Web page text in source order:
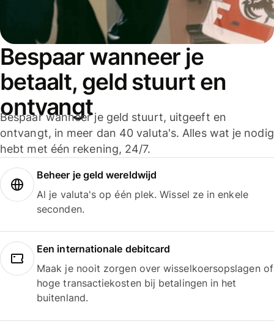
Bespaar wanneer je
betaalt, geld stuurt en
ontvangt
Bespaar wanneer je geld stuurt, uitgeeft en
ontvangt, in meer dan 40 valuta's. Alles wat je nodig
hebt met één rekening, 24/7.
Beheer je geld wereldwijd
Al je valuta's op één plek. Wissel ze in enkele
seconden.
Een internationale debitcard
Maak je nooit zorgen over wisselkoersopslagen of
hoge transactiekosten bij betalingen in het
buitenland.